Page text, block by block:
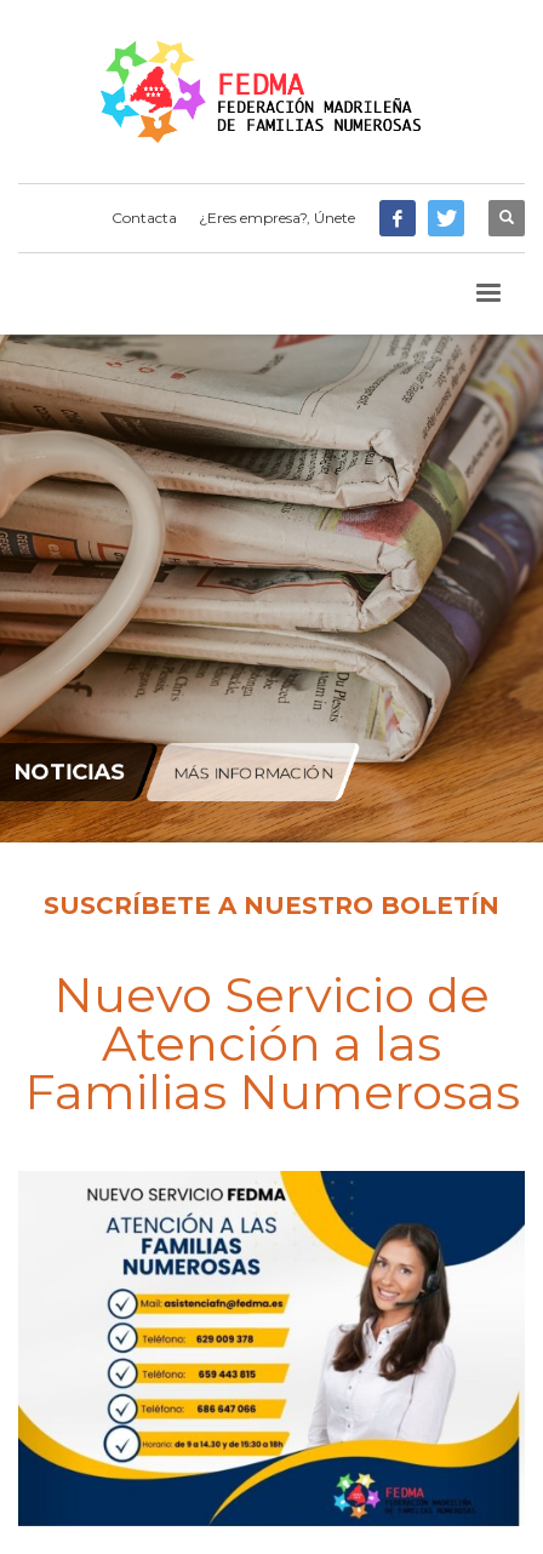
Contacta ¿Eres empresa?, Únete
NOTICIAS MÁS INFORMACIÓN
SUSCRÍBETE A NUESTRO BOLETÍN
Nuevo Servicio de
Atención a las
Familias Numerosas